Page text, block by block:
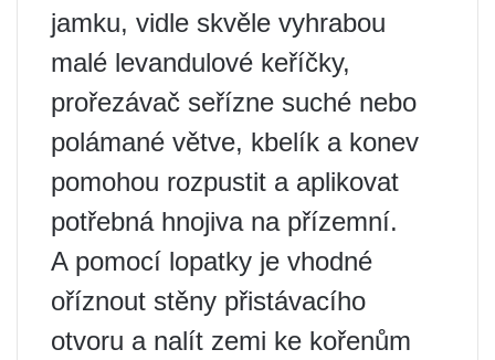
jamku, vidle skvěle vyhrabou
malé levandulové keříčky,
prořezávač seřízne suché nebo
polámané větve, kbelík a konev
pomohou rozpustit a aplikovat
potřebná hnojiva na přízemní.
A pomocí lopatky je vhodné
oříznout stěny přistávacího
otvoru a nalít zemi ke kořenům